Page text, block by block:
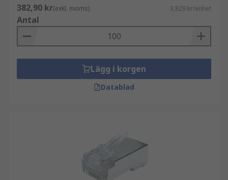
382,90 kr(exkl. moms) 3,829 kr/enhet
Antal
Lägg i korgen
Datablad